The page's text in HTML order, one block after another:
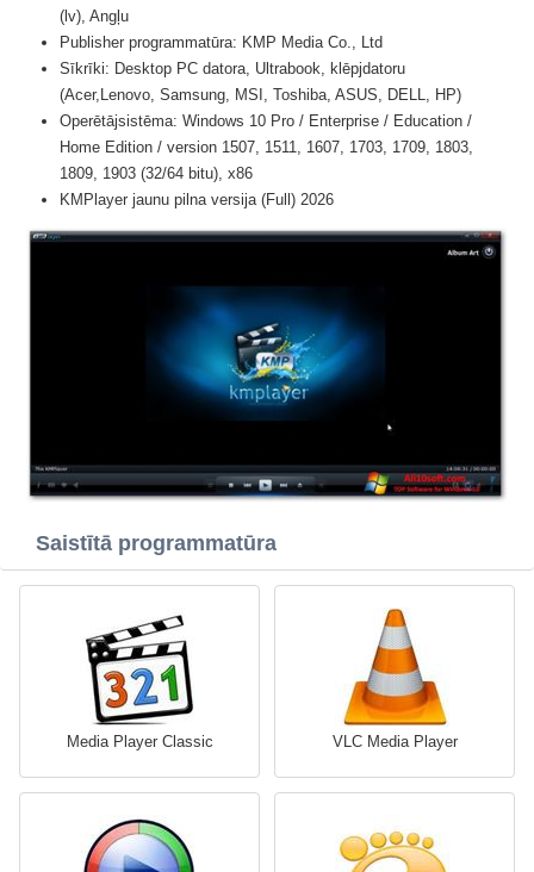
(lv), Angļu
Publisher programmatūra: KMP Media Co., Ltd
Sīkrīki: Desktop PC datora, Ultrabook, klēpjdatoru
(Acer,Lenovo, Samsung, MSI, Toshiba, ASUS, DELL, HP)
Operētājsistēma: Windows 10 Pro / Enterprise / Education /
Home Edition / version 1507, 1511, 1607, 1703, 1709, 1803,
1809, 1903 (32/64 bitu), x86
KMPlayer jaunu pilna versija (Full) 2026
Saistītā programmatūra
Media Player Classic VLC Media Player